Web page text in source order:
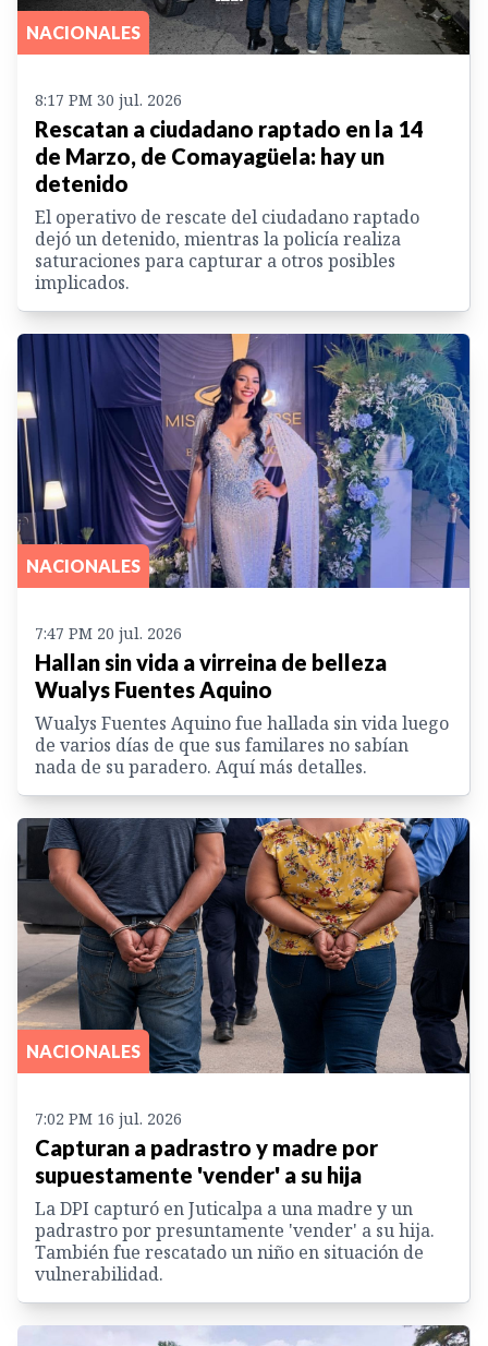
NACIONALES
8:17 PM 30 jul. 2026
Rescatan a ciudadano raptado en la 14
de Marzo, de Comayagüela: hay un
detenido
El operativo de rescate del ciudadano raptado
dejó un detenido, mientras la policía realiza
saturaciones para capturar a otros posibles
implicados.
NACIONALES
7:47 PM 20 jul. 2026
Hallan sin vida a virreina de belleza
Wualys Fuentes Aquino
Wualys Fuentes Aquino fue hallada sin vida luego
de varios días de que sus familares no sabían
nada de su paradero. Aquí más detalles.
NACIONALES
7:02 PM 16 jul. 2026
Capturan a padrastro y madre por
supuestamente 'vender' a su hija
La DPI capturó en Juticalpa a una madre y un
padrastro por presuntamente 'vender' a su hija.
También fue rescatado un niño en situación de
vulnerabilidad.